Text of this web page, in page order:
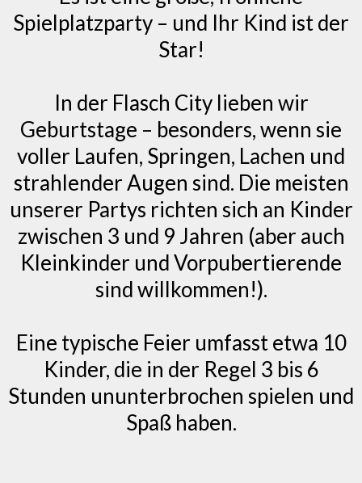
Spielplatzparty – und Ihr Kind ist der
Star!
In der Flasch City lieben wir
Geburtstage – besonders, wenn sie
voller Laufen, Springen, Lachen und
strahlender Augen sind. Die meisten
unserer Partys richten sich an Kinder
zwischen 3 und 9 Jahren (aber auch
Kleinkinder und Vorpubertierende
sind willkommen!).
Eine typische Feier umfasst etwa 10
Kinder, die in der Regel 3 bis 6
Stunden ununterbrochen spielen und
Spaß haben.